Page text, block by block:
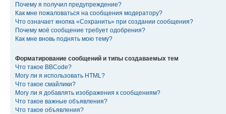
Почему я получил предупреждение?
Как мне пожаловаться на сообщения модератору?
Что означает кнопка «Сохранить» при создании сообщения?
Почему моё сообщение требует одобрения?
Как мне вновь поднять мою тему?
Форматирование сообщений и типы создаваемых тем
Что такое BBCode?
Могу ли я использовать HTML?
Что такое смайлики?
Могу ли я добавлять изображения к сообщениям?
Что такое важные объявления?
Что такое объявления?